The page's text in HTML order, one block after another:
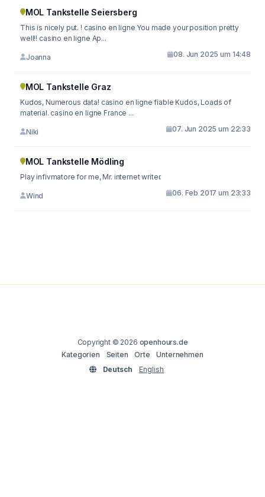
MOL Tankstelle Seiersberg
This is nicely put. ! casino en ligne You made your position pretty
well!! casino en ligne Ap...
Joanna 08. Jun 2025 um 14:48
MOL Tankstelle Graz
Kudos, Numerous data! casino en ligne fiable Kudos, Loads of
material. casino en ligne France ...
Niki 07. Jun 2025 um 22:33
MOL Tankstelle Mödling
Play infivmatore for me, Mr. internet writer.
Wind 06. Feb 2017 um 23:33
Copyright © 2026 openhours.de
Kategorien
Seiten Orte
Unternehmen
Deutsch
English